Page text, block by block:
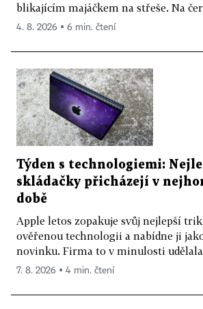
blikajícím majáčkem na střeše. Na
4. 8. 2026 ▪ 6 min. čtení
Týden s technologiemi:
skládačky přicházejí v
době
Apple letos zopakuje svůj nejlepší
ověřenou technologii a nabídne ji
novinku. Firma to v minulosti udělala
7. 8. 2026 ▪ 4 min. čtení